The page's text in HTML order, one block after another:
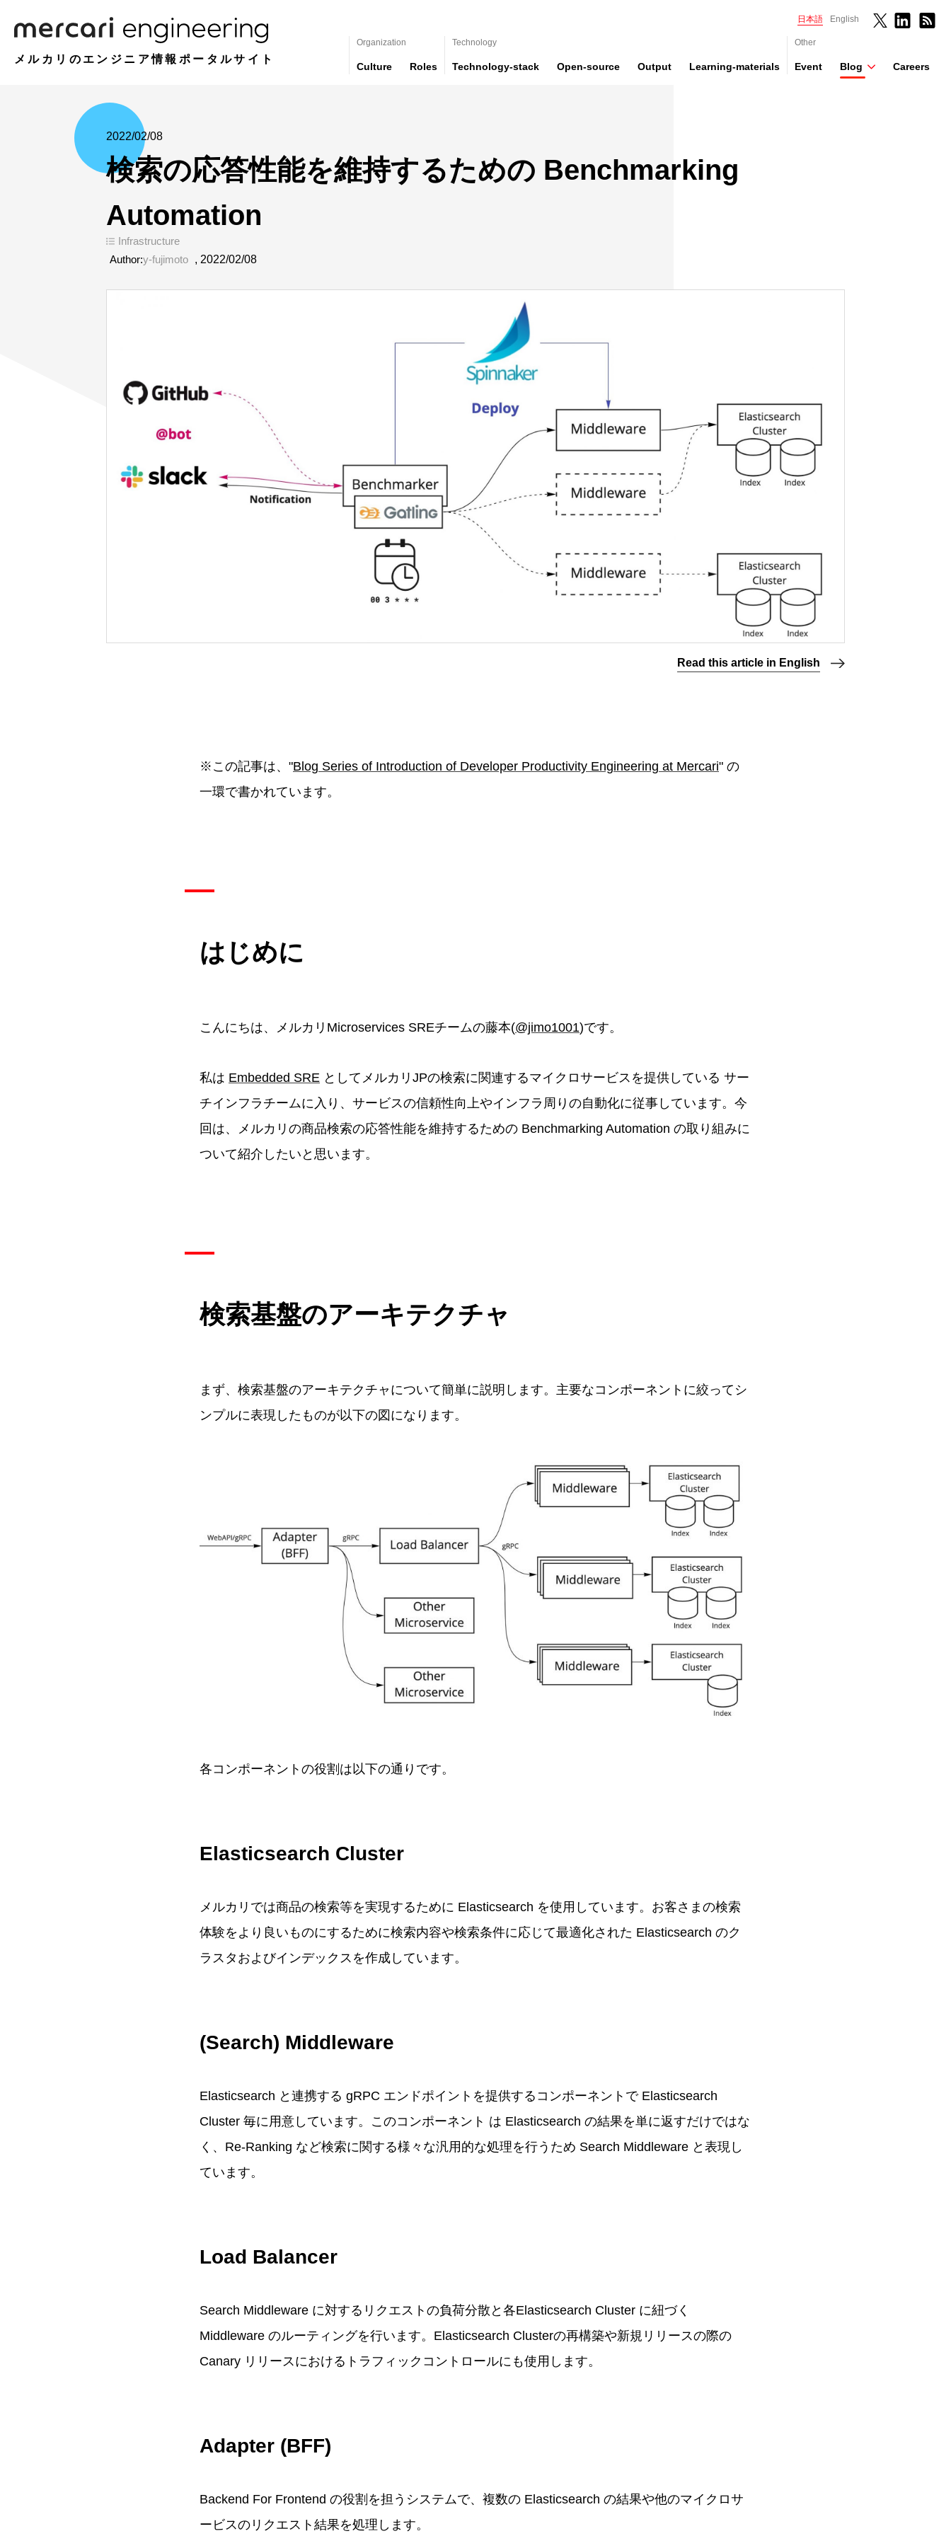
メルカリのエンジニア情報ポータルサイト
日本語 English
Organization
Culture Roles
Technology
Technology-stack Open-source Output Learning-materials
Other
Event Blog Careers
2022/02/08
検索の応答性能を維持するための Benchmarking
Automation
Infrastructure
Author:y-fujimoto , 2022/02/08
Read this article in English
※この記事は、"Blog Series of Introduction of Developer Productivity Engineering at Mercari" の
一環で書かれています。
はじめに
こんにちは、メルカリMicroservices SREチームの藤本(@jimo1001)です。
私は Embedded SRE としてメルカリJPの検索に関連するマイクロサービスを提供している サー
チインフラチームに入り、サービスの信頼性向上やインフラ周りの自動化に従事しています。今
回は、メルカリの商品検索の応答性能を維持するための Benchmarking Automation の取り組みに
ついて紹介したいと思います。
検索基盤のアーキテクチャ
まず、検索基盤のアーキテクチャについて簡単に説明します。主要なコンポーネントに絞ってシ
ンプルに表現したものが以下の図になります。
各コンポーネントの役割は以下の通りです。
Elasticsearch Cluster
メルカリでは商品の検索等を実現するために Elasticsearch を使用しています。お客さまの検索
体験をより良いものにするために検索内容や検索条件に応じて最適化された Elasticsearch のク
ラスタおよびインデックスを作成しています。
(Search) Middleware
Elasticsearch と連携する gRPC エンドポイントを提供するコンポーネントで Elasticsearch
Cluster 毎に用意しています。このコンポーネント は Elasticsearch の結果を単に返すだけではな
く、Re-Ranking など検索に関する様々な汎用的な処理を行うため Search Middleware と表現し
ています。
Load Balancer
Search Middleware に対するリクエストの負荷分散と各Elasticsearch Cluster に紐づく
Middleware のルーティングを行います。Elasticsearch Clusterの再構築や新規リリースの際の
Canary リリースにおけるトラフィックコントロールにも使用します。
Adapter (BFF)
Backend For Frontend の役割を担うシステムで、複数の Elasticsearch の結果や他のマイクロサ
ービスのリクエスト結果を処理します。